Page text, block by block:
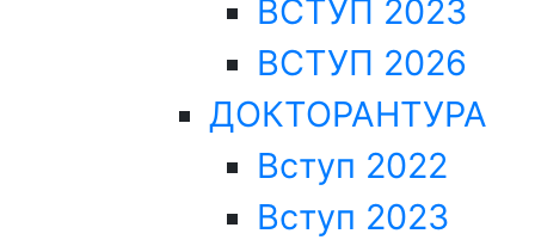
ВСТУП 2023
ВСТУП 2026
ДОКТОРАНТУРА
Вступ 2022
Вступ 2023